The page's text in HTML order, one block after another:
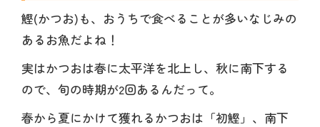
鰹(かつお)も、おうちで食べることが多いなじみの
あるお魚だよね！
実はかつおは春に太平洋を北上し、秋に南下する
ので、旬の時期が2回あるんだって。
春から夏にかけて獲れるかつおは「初鰹」、南下